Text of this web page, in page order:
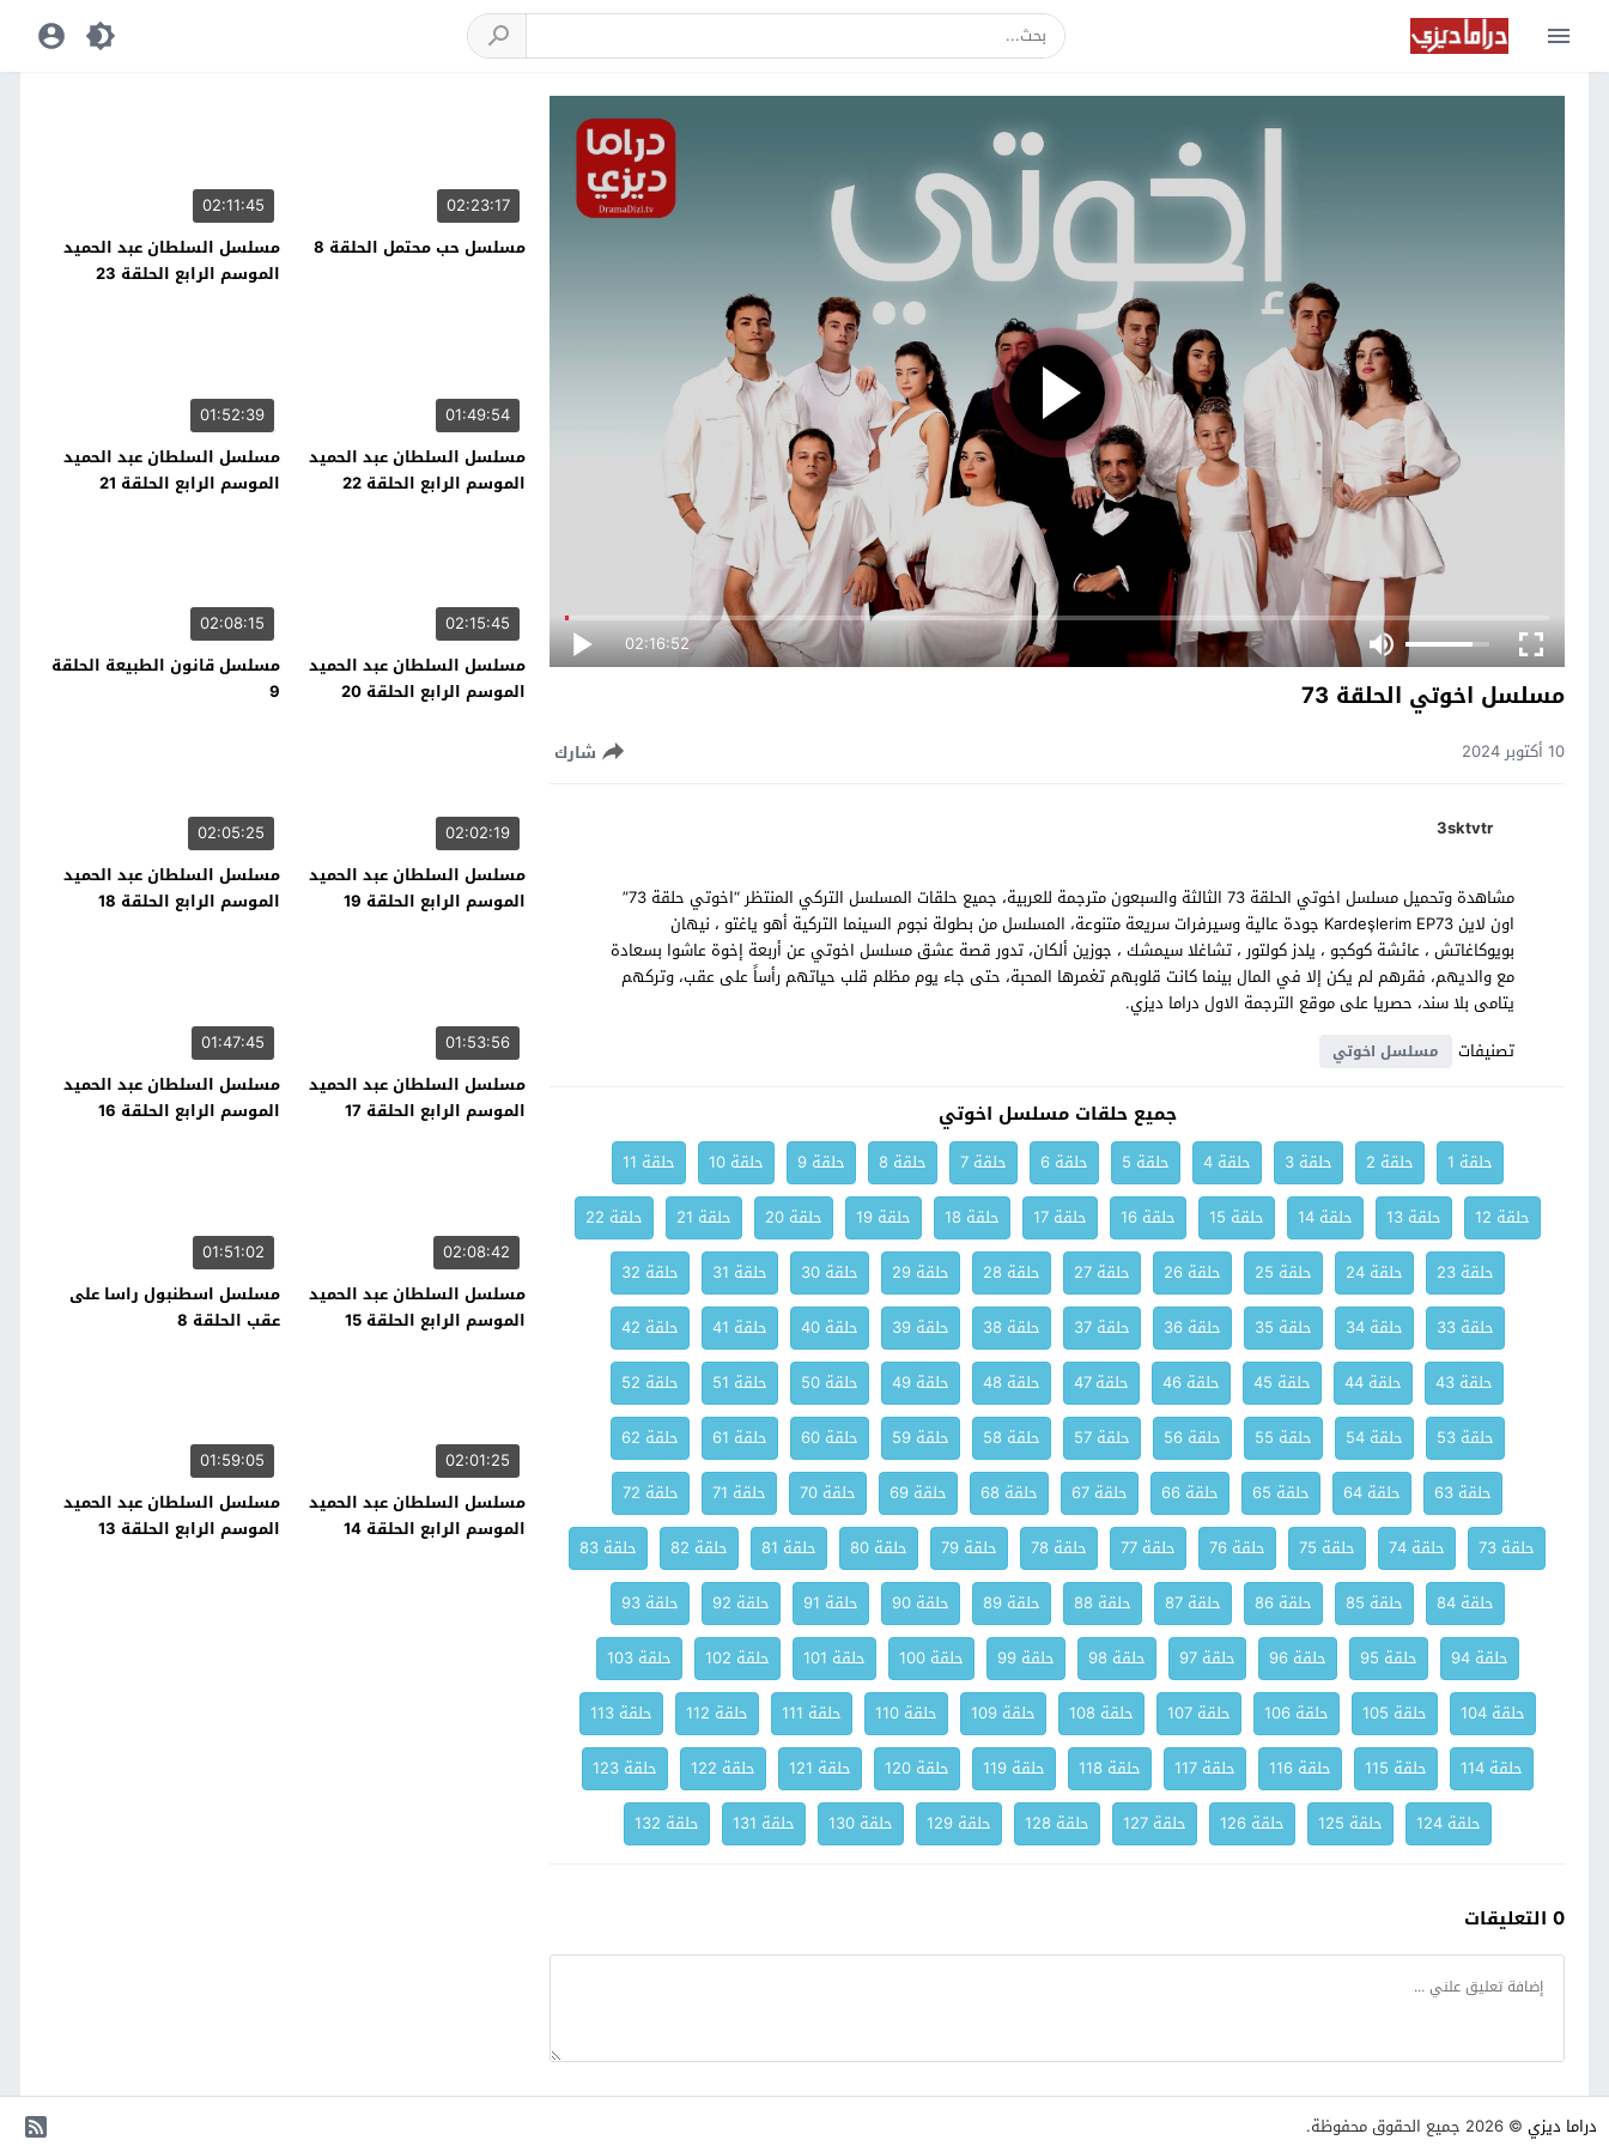
02:16:52
مسلسل اخوتي الحلقة 73
10 أكتوبر 2024 شارك
3sktvtr
مشاهدة وتحميل مسلسل اخوتي الحلقة 73 الثالثة والسبعون مترجمة للعربية، جميع حلقات المسلسل التركي المنتظر “اخوتي حلقة 73”
اون لاين Kardeşlerim EP73 جودة عالية وسيرفرات سريعة متنوعة، المسلسل من بطولة نجوم السينما التركية أهو ياغتو ، نيهان
بويوكاغاتش ، عائشة كوكجو ، يلدز كولتور ، تشاغلا سيمشك ، جوزين ألكان، تدور قصة عشق مسلسل اخوتي عن أربعة إخوة عاشوا بسعادة
مع والديهم، فقرهم لم يكن إلا في المال بينما كانت قلوبهم تغمرها المحبة، حتى جاء يوم مظلم قلب حياتهم رأساً على عقب، وتركهم
يتامى بلا سند، حصريا على موقع الترجمة الاول دراما ديزي.
تصنيفات
مسلسل اخوتي
جميع حلقات مسلسل اخوتي
حلقة 1 حلقة 2 حلقة 3 حلقة 4 حلقة 5 حلقة 6 حلقة 7 حلقة 8 حلقة 9 حلقة 10
حلقة 11
حلقة 12
حلقة 13 حلقة 14 حلقة 15 حلقة 16 حلقة 17 حلقة 18 حلقة 19 حلقة 20 حلقة 21
حلقة 22
حلقة 23
حلقة 24 حلقة 25 حلقة 26 حلقة 27 حلقة 28 حلقة 29 حلقة 30 حلقة 31
حلقة 32
حلقة 33
حلقة 34 حلقة 35 حلقة 36 حلقة 37 حلقة 38 حلقة 39 حلقة 40 حلقة 41
حلقة 42
حلقة 43
حلقة 44 حلقة 45 حلقة 46 حلقة 47 حلقة 48 حلقة 49 حلقة 50 حلقة 51
حلقة 52
حلقة 53
حلقة 54 حلقة 55 حلقة 56 حلقة 57 حلقة 58 حلقة 59 حلقة 60 حلقة 61
حلقة 62
حلقة 63
حلقة 64 حلقة 65 حلقة 66 حلقة 67 حلقة 68 حلقة 69 حلقة 70 حلقة 71
حلقة 72
حلقة 73
حلقة 74 حلقة 75 حلقة 76 حلقة 77 حلقة 78 حلقة 79 حلقة 80 حلقة 81 حلقة 82
حلقة 83
حلقة 84
حلقة 85 حلقة 86 حلقة 87 حلقة 88 حلقة 89 حلقة 90 حلقة 91 حلقة 92
حلقة 93
حلقة 94
حلقة 95 حلقة 96 حلقة 97 حلقة 98 حلقة 99 حلقة 100 حلقة 101 حلقة 102
حلقة 103
حلقة 104
حلقة 105 حلقة 106 حلقة 107 حلقة 108 حلقة 109 حلقة 110 حلقة 111 حلقة 112
حلقة 113
حلقة 114
حلقة 115 حلقة 116 حلقة 117 حلقة 118 حلقة 119 حلقة 120 حلقة 121 حلقة 122
حلقة 123
حلقة 124
حلقة 125 حلقة 126 حلقة 127 حلقة 128 حلقة 129 حلقة 130 حلقة 131 حلقة 132
0 التعليقات
02:23:17
مسلسل حب محتمل الحلقة 8
02:11:45
مسلسل السلطان عبد الحميد
الموسم الرابع الحلقة 23
01:49:54
مسلسل السلطان عبد الحميد
الموسم الرابع الحلقة 22
01:52:39
مسلسل السلطان عبد الحميد
الموسم الرابع الحلقة 21
02:15:45
مسلسل السلطان عبد الحميد
الموسم الرابع الحلقة 20
02:08:15
مسلسل قانون الطبيعة الحلقة
9
02:02:19
مسلسل السلطان عبد الحميد
الموسم الرابع الحلقة 19
02:05:25
مسلسل السلطان عبد الحميد
الموسم الرابع الحلقة 18
01:53:56
مسلسل السلطان عبد الحميد
الموسم الرابع الحلقة 17
01:47:45
مسلسل السلطان عبد الحميد
الموسم الرابع الحلقة 16
02:08:42
مسلسل السلطان عبد الحميد
الموسم الرابع الحلقة 15
01:51:02
مسلسل اسطنبول راسا على
عقب الحلقة 8
02:01:25
مسلسل السلطان عبد الحميد
الموسم الرابع الحلقة 14
01:59:05
مسلسل السلطان عبد الحميد
الموسم الرابع الحلقة 13
دراما ديزي © 2026 جميع الحقوق محفوظة.